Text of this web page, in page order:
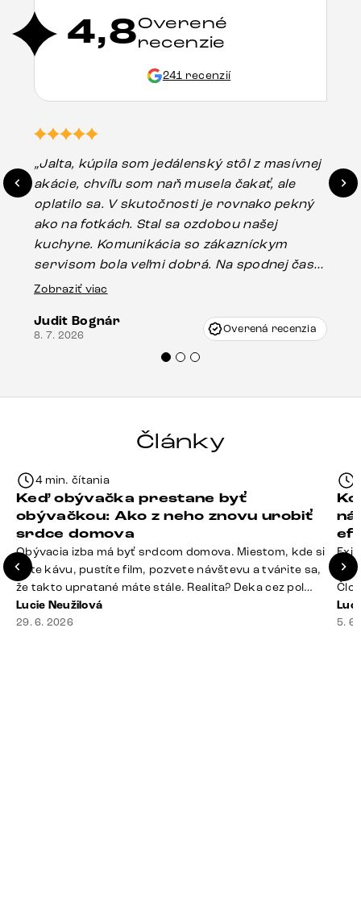
4,8Overené
recenzie
241 recenzií
„Jalta, kúpila som jedálenský stôl z masívnej
akácie, chvíľu som naň musela čakať, ale
oplatilo sa. V skutočnosti je rovnako pekný
ako na fotkách. Stal sa ozdobou našej
kuchyne. Komunikácia so zákazníckym
servisom bola veľmi dobrá. Na spodnej časti
stola bolo malé poškodenie, pravdepodobne
Vincze pri riešení mojej záležitosti pristúpili
veľmi korektne. Odporúčam produkty Delife
Zobraziť viac
Judit Bognár
8. 7. 2026 Overená recenzia
Články
4 min. čítania
Keď obývačka prestane byť
obývačkou: Ako z neho znovu urobiť
srdce domova
Obývacia izba má byť srdcom domova. Miestom, kde si
dáte kávu, pustíte film, pozvete návštevu a tvárite sa,
že takto upratané máte stále. Realita? Deka cez pol
sedačky, ovládač záhadne zmizol, konferenčný stolík
slúži ako odkladisko všetkého od účteniek po balzam
Lucie Neužilová
29. 6. 2026
si
5.